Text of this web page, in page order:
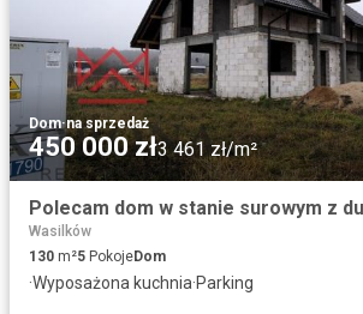
Dom·na sprzedaż
450 000 zł3 461 zł/m²
Wasilków
130 m²5 PokojeDom
·Wyposażona kuchnia·Parking